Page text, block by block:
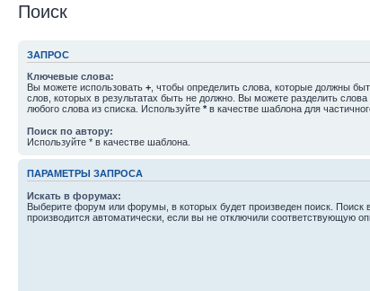
Поиск
ЗАПРОС
Ключевые слова:
Вы можете использовать + , чтобы определить слова, которые должны
слов, которых в результатах быть не должно. Вы можете разделить
любого слова из списка. Используйте * в качестве шаблона для
Поиск по автору:
Используйте * в качестве шаблона.
ПАРАМЕТРЫ ЗАПРОСА
Искать в форумах:
Выберите форум или форумы, в которых будет произведен поиск. Поиск
производится автоматически, если вы не отключили соответствующую